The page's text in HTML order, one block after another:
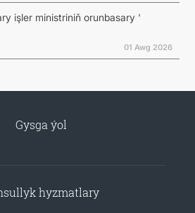
işler ministriniň orunbasary '
01 Awg 2026
Gysga ýol
hyzmatlary